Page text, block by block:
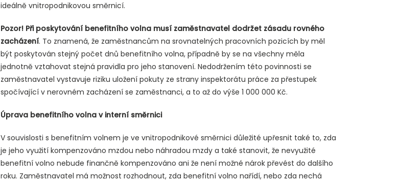
ideálně vnitropodnikovou směrnicí.
Pozor! Při poskytování benefitního volna musí zaměstnavatel dodržet zásadu rovného
zacházení. To znamená, že zaměstnancům na srovnatelných pracovních pozicích by měl
být poskytován stejný počet dnů benefitního volna, případně by se na všechny měla
jednotně vztahovat stejná pravidla pro jeho stanovení. Nedodržením této povinnosti se
zaměstnavatel vystavuje riziku uložení pokuty ze strany inspektorátu práce za přestupek
spočívající v nerovném zacházení se zaměstnanci, a to až do výše 1 000 000 Kč.
Úprava benefitního volna v interní směrnici
V souvislosti s benefitním volnem je ve vnitropodnikové směrnici důležité upřesnit také to, zda
je jeho využití kompenzováno mzdou nebo náhradou mzdy a také stanovit, že nevyužité
benefitní volno nebude finančně kompenzováno ani že není možné nárok převést do dalšího
roku. Zaměstnavatel má možnost rozhodnout, zda benefitní volno nařídí, nebo zda nechá